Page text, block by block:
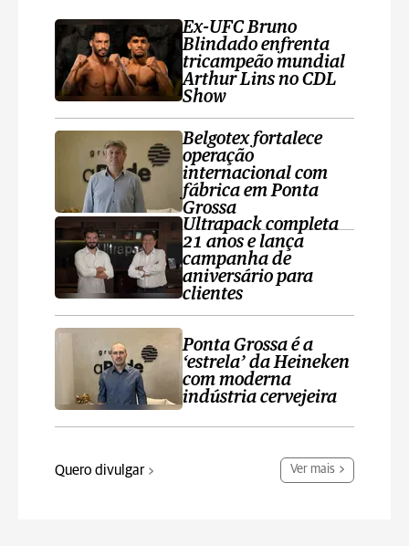
Ex-UFC Bruno
Blindado enfrenta
tricampeão mundial
Arthur Lins no CDL
Show
Belgotex fortalece
operação
internacional com
fábrica em Ponta
Grossa
Ultrapack completa
21 anos e lança
campanha de
aniversário para
clientes
Ponta Grossa é a
‘estrela’ da Heineken
com moderna
indústria cervejeira
Quero divulgar Ver mais